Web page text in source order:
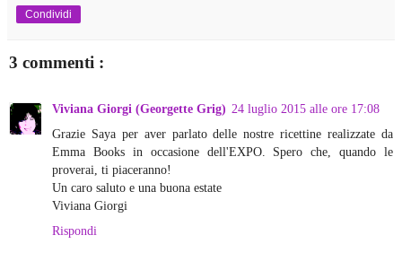
Condividi
3 commenti :
Viviana Giorgi (Georgette Grig) 24 luglio 2015 alle ore 17:08
Grazie Saya per aver parlato delle nostre ricettine realizzate da
Emma Books in occasione dell'EXPO. Spero che, quando le
proverai, ti piaceranno!
Un caro saluto e una buona estate
Viviana Giorgi
Rispondi